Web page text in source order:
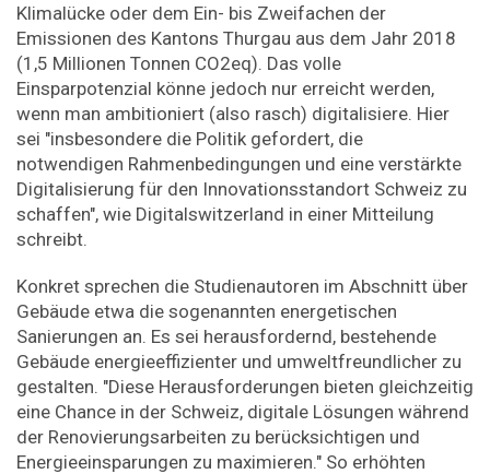
Klimalücke oder dem Ein- bis Zweifachen der
Emissionen des Kantons Thurgau aus dem Jahr 2018
(1,5 Millionen Tonnen CO2eq). Das volle
Einsparpotenzial könne jedoch nur erreicht werden,
wenn man ambitioniert (also rasch) digitalisiere. Hier
sei "insbesondere die Politik gefordert, die
notwendigen Rahmenbedingungen und eine verstärkte
Digitalisierung für den Innovationsstandort Schweiz zu
schaffen", wie Digitalswitzerland in einer Mitteilung
schreibt.
Konkret sprechen die Studienautoren im Abschnitt über
Gebäude etwa die sogenannten energetischen
Sanierungen an. Es sei herausfordernd, bestehende
Gebäude energieeffizienter und umweltfreundlicher zu
gestalten. "Diese Herausforderungen bieten gleichzeitig
eine Chance in der Schweiz, digitale Lösungen während
der Renovierungsarbeiten zu berücksichtigen und
Energieeinsparungen zu maximieren." So erhöhten